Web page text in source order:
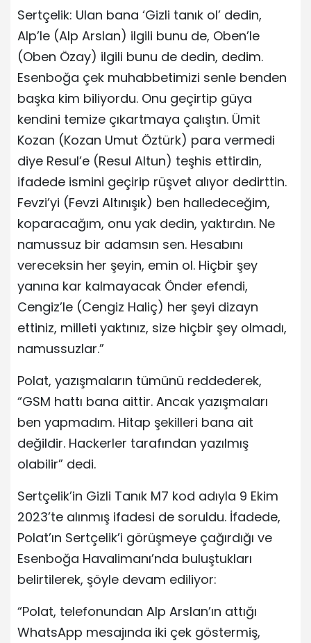
Sertçelik: Ulan bana ‘Gizli tanık ol’ dedin,
Alp’le (Alp Arslan) ilgili bunu de, Oben’le
(Oben Özay) ilgili bunu de dedin, dedim.
Esenboğa çek muhabbetimizi senle benden
başka kim biliyordu. Onu geçirtip güya
kendini temize çıkartmaya çalıştın. Ümit
Kozan (Kozan Umut Öztürk) para vermedi
diye Resul’e (Resul Altun) teşhis ettirdin,
ifadede ismini geçirip rüşvet alıyor dedirttin.
Fevzi’yi (Fevzi Altınışık) ben halledeceğim,
koparacağım, onu yak dedin, yaktırdın. Ne
namussuz bir adamsın sen. Hesabını
vereceksin her şeyin, emin ol. Hiçbir şey
yanına kar kalmayacak Önder efendi,
Cengiz’le (Cengiz Haliç) her şeyi dizayn
ettiniz, milleti yaktınız, size hiçbir şey olmadı,
namussuzlar.”
Polat, yazışmaların tümünü reddederek,
“GSM hattı bana aittir. Ancak yazışmaları
ben yapmadım. Hitap şekilleri bana ait
değildir. Hackerler tarafından yazılmış
olabilir” dedi.
Sertçelik’in Gizli Tanık M7 kod adıyla 9 Ekim
2023’te alınmış ifadesi de soruldu. İfadede,
Polat’ın Sertçelik’i görüşmeye çağırdığı ve
Esenboğa Havalimanı’nda buluştukları
belirtilerek, şöyle devam ediliyor:
“Polat, telefonundan Alp Arslan’ın attığı
WhatsApp mesajında iki çek göstermiş,